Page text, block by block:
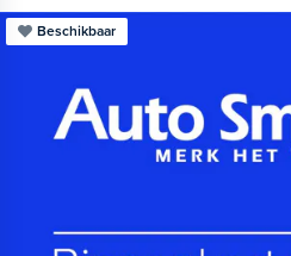
Beschikbaar